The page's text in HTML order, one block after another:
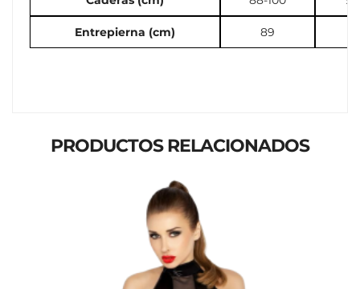
Entrepierna (cm) 89
PRODUCTOS RELACIONADOS